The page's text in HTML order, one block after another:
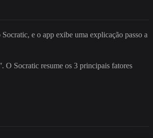
e o app exibe uma explicação passo a
. O Socratic resume os 3 principais fatores